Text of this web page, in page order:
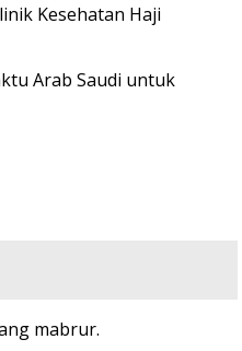
Kesehatan Haji
Arab Saudi untuk
mabrur.